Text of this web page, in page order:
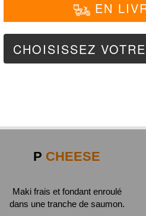
P CHEESE
Maki frais et fondant enroulé
dans une tranche de saumon.